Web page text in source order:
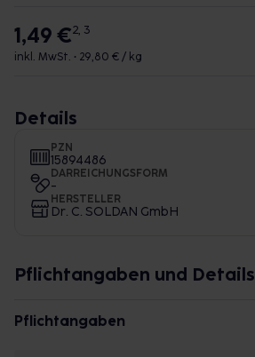
1,49 €2, 3
inkl. MwSt. • 29,80 € / kg
Details
PZN
15894486
DARREICHUNGSFORM
-
HERSTELLER
Dr. C. SOLDAN GmbH
Pflichtangaben und Details
Pflichtangaben